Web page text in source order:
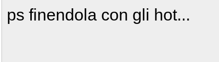
ps finendola con gli hot...